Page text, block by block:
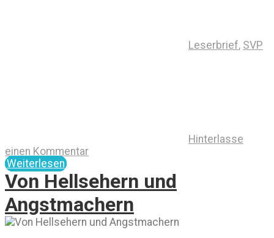
Leserbrief, SVP
Hinterlasse
einen Kommentar
Weiterlesen
Von Hellsehern und
Angstmachern